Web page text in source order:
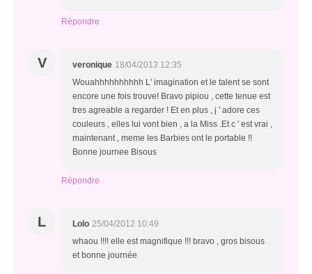
Répondre
V veronique 18/04/2013 12:35
Wouahhhhhhhhhh L' imagination et le talent se sont
encore une fois trouve! Bravo pipiou , cette tenue est
tres agreable a regarder ! Et en plus , j ' adore ces
couleurs , elles lui vont bien , a la Miss .Et c ' est vrai ,
maintenant , meme les Barbies ont le portable !!
Bonne journee Bisous
Répondre
L Lolo 25/04/2012 10:49
whaou !!!! elle est magnifique !!! bravo , gros bisous
et bonne journée